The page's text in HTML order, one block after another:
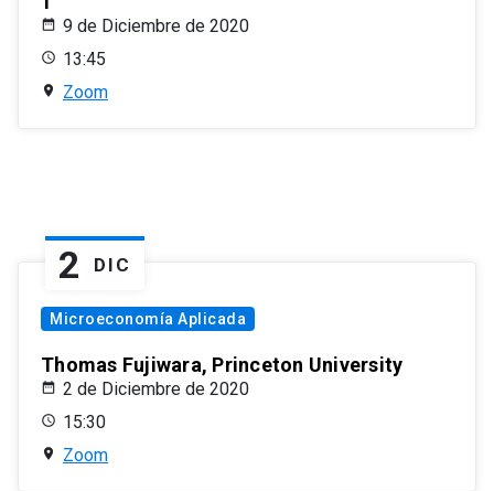
9 de Diciembre de 2020
13:45
Zoom
2 DIC
Microeconomía Aplicada
Thomas Fujiwara, Princeton University
2 de Diciembre de 2020
15:30
Zoom